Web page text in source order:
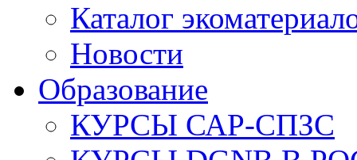
Каталог
Новости
Образование
КУРСЫ САР-СПЗС